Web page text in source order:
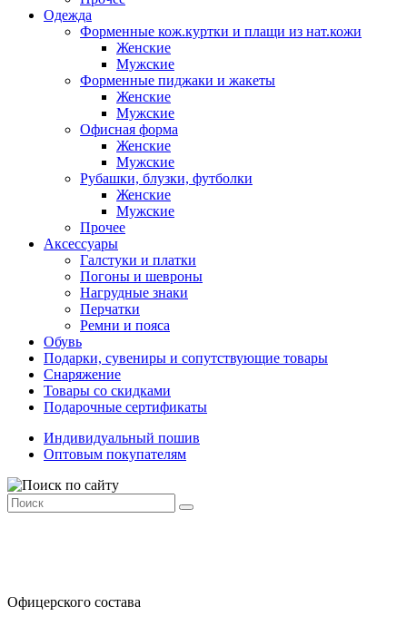
Одежда
Форменные кож.куртки и плащи из нат.кожи
Женские
Мужские
Форменные пиджаки и жакеты
Женские
Мужские
Офисная форма
Женские
Мужские
Рубашки, блузки, футболки
Женские
Мужские
Прочее
Аксессуары
Галстуки и платки
Погоны и шевроны
Нагрудные знаки
Перчатки
Ремни и пояса
Обувь
Подарки, сувениры и сопутствующие товары
Снаряжение
Товары со скидками
Подарочные сертификаты
Индивидуальный пошив
Оптовым покупателям
Офицерского состава